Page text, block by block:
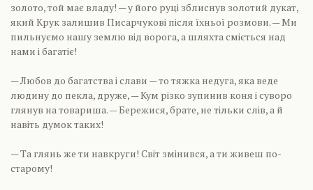
золото, той має владу! — у його руці зблиснув золотий дукат,
який Крук залишив Писарчукові після їхньої розмови. — Ми
пильнуємо нашу землю від ворога, а шляхта сміється над
нами і багатіє!
— Любов до багатства і слави — то тяжка недуга, яка веде
людину до пекла, друже, — Кум різко зупинив коня і суворо
глянув на товариша. — Бережися, брате, не тільки слів, а й
навіть думок таких!
— Та глянь же ти навкруги! Світ змінився, а ти живеш по-
старому!